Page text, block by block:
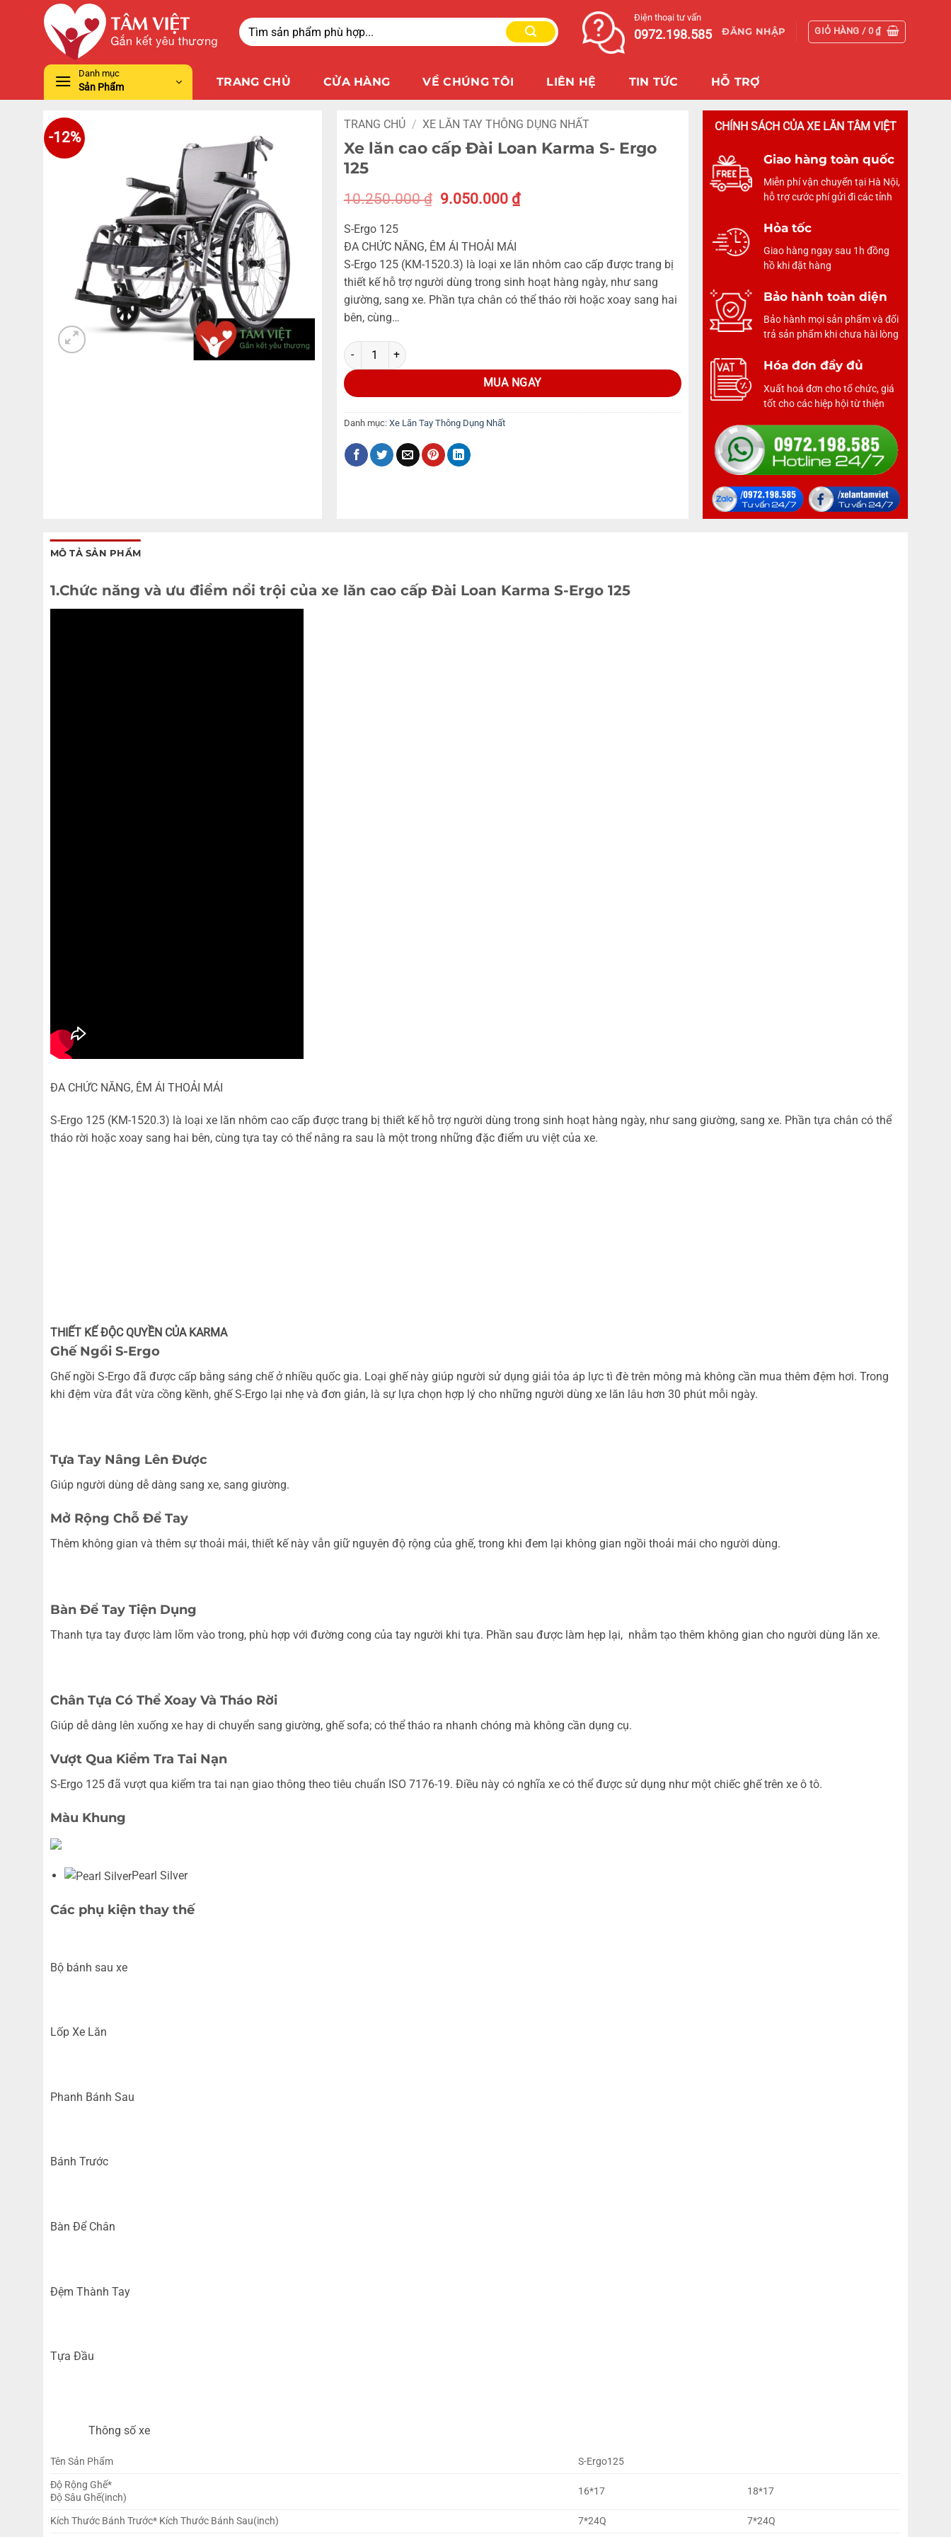
Điện thoại tư vấn
0972.198.585 ĐĂNG NHẬP GIỎ HÀNG / 0₫
Danh mục
Sản Phẩm TRANG CHỦ CỬA HÀNG VỀ CHÚNG TÔI LIÊN HỆ TIN TỨC HỖ TRỢ
-12%
TRANG CHỦ / XE LĂN TAY THÔNG DỤNG NHẤT
Xe lăn cao cấp Đài Loan Karma S- Ergo
125
10.250.000₫ 9.050.000 ₫
S-Ergo 125
ĐA CHỨC NĂNG, ÊM ÁI THOẢI MÁI
S-Ergo 125 (KM-1520.3) là loại xe lăn nhôm cao cấp được trang bị
thiết kế hỗ trợ người dùng trong sinh hoạt hàng ngày, như sang
giường, sang xe. Phần tựa chân có thể tháo rời hoặc xoay sang hai
bên, cùng…
MUA NGAY
Danh mục: Xe Lăn Tay Thông Dụng Nhất
CHÍNH SÁCH CỦA XE LĂN TÂM VIỆT
Giao hàng toàn quốc
Miễn phí vận chuyển tại Hà Nội,
hỗ trợ cước phí gửi đi các tỉnh
Hỏa tốc
Giao hàng ngay sau 1h đồng
hồ khi đặt hàng
Bảo hành toàn diện
Bảo hành mọi sản phẩm và đổi
trả sản phẩm khi chưa hài lòng
Hóa đơn đầy đủ
Xuất hoá đơn cho tổ chức, giá
tốt cho các hiệp hội từ thiện
MÔ TẢ SẢN PHẨM
1.Chức năng và ưu điểm nổi trội của xe lăn cao cấp Đài Loan Karma S-Ergo 125
ĐA CHỨC NĂNG, ÊM ÁI THOẢI MÁI
S-Ergo 125 (KM-1520.3) là loại xe lăn nhôm cao cấp được trang bị thiết kế hỗ trợ người dùng trong sinh hoạt hàng ngày, như sang giường, sang xe. Phần tựa chân có thể
tháo rời hoặc xoay sang hai bên, cùng tựa tay có thể nâng ra sau là một trong những đặc điểm ưu việt của xe.
THIẾT KẾ ĐỘC QUYỀN CỦA KARMA
Ghế Ngồi S-Ergo
Ghế ngồi S-Ergo đã được cấp bằng sáng chế ở nhiều quốc gia. Loại ghế này giúp người sử dụng giải tỏa áp lực tì đè trên mông mà không cần mua thêm đệm hơi. Trong
khi đệm vừa đắt vừa cồng kềnh, ghế S-Ergo lại nhẹ và đơn giản, là sự lựa chọn hợp lý cho những người dùng xe lăn lâu hơn 30 phút mỗi ngày.
Tựa Tay Nâng Lên Được
Giúp người dùng dễ dàng sang xe, sang giường.
Mở Rộng Chỗ Để Tay
Thêm không gian và thêm sự thoải mái, thiết kế này vẫn giữ nguyên độ rộng của ghế, trong khi đem lại không gian ngồi thoải mái cho người dùng.
Bàn Để Tay Tiện Dụng
Thanh tựa tay được làm lõm vào trong, phù hợp với đường cong của tay người khi tựa. Phần sau được làm hẹp lại, nhằm tạo thêm không gian cho người dùng lăn xe.
Chân Tựa Có Thể Xoay Và Tháo Rời
Giúp dễ dàng lên xuống xe hay di chuyển sang giường, ghế sofa; có thể tháo ra nhanh chóng mà không cần dụng cụ.
Vượt Qua Kiểm Tra Tai Nạn
S-Ergo 125 đã vượt qua kiểm tra tai nạn giao thông theo tiêu chuẩn ISO 7176-19. Điều này có nghĩa xe có thể được sử dụng như một chiếc ghế trên xe ô tô.
Màu Khung
Pearl Silver
Các phụ kiện thay thế
Bộ bánh sau xe
Lốp Xe Lăn
Phanh Bánh Sau
Bánh Trước
Bàn Để Chân
Đệm Thành Tay
Tựa Đầu
Thông số xe
Tên Sản Phẩm
S-Ergo125
Độ Rộng Ghế*
Độ Sâu Ghế(inch)
16*17 18*17
Kích Thước Bánh Trước* Kích Thước Bánh Sau(inch) 7*24Q 7*24Q